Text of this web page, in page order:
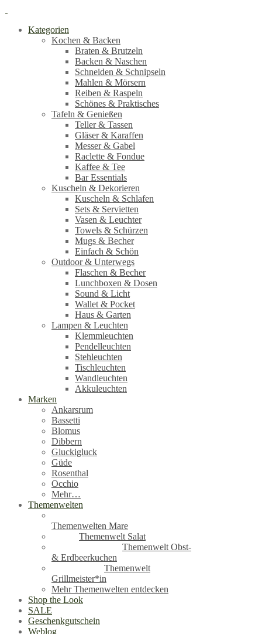
Kategorien
Kochen & Backen
Braten & Brutzeln
Backen & Naschen
Schneiden & Schnipseln
Mahlen & Mörsern
Reiben & Raspeln
Schönes & Praktisches
Tafeln & Genießen
Teller & Tassen
Gläser & Karaffen
Messer & Gabel
Raclette & Fondue
Kaffee & Tee
Bar Essentials
Kuscheln & Dekorieren
Kuscheln & Schlafen
Sets & Servietten
Vasen & Leuchter
Towels & Schürzen
Mugs & Becher
Einfach & Schön
Outdoor & Unterwegs
Flaschen & Becher
Lunchboxen & Dosen
Sound & Licht
Wallet & Pocket
Haus & Garten
Lampen & Leuchten
Klemmleuchten
Pendelleuchten
Stehleuchten
Tischleuchten
Wandleuchten
Akkuleuchten
Marken
Ankarsrum
Bassetti
Blomus
Dibbern
Gluckigluck
Güde
Rosenthal
Occhio
Mehr…
Themenwelten
Themenwelten Mare
Themenwelt Salat
Themenwelt Obst-
& Erdbeerkuchen
Themenwelt
Grillmeister*in
Mehr Themenwelten entdecken
Shop the Look
SALE
Geschenkgutschein
Weblog